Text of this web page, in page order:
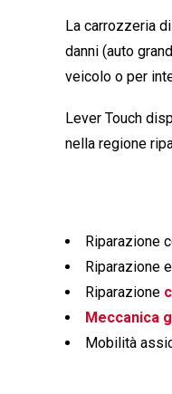
La carrozzeria
danni (auto
veicolo o per
Lever Touch
nella regione riparare la carrozzeria e la verniciatura della tua auto in modo rapido ed
Riparazione
Riparazione
Riparazione
Meccanica
Mobilità